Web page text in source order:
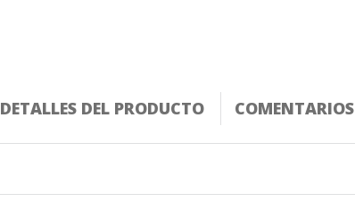
DETALLES DEL PRODUCTO COMENTARIOS